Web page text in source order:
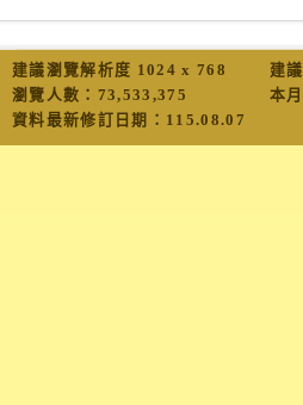
建議瀏覽解析度 1024 x 768 建
瀏覽人數： 73,533,375 本
資料最新修訂日期： 115.08.07